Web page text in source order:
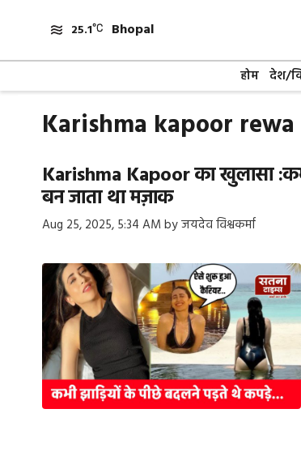
content
25.1 Bhopal
होम देश/
Karishma kapoor rewa
Karishma Kapoor का खुलासा
बन जाता था मज़ाक
Aug 25, 2025, 5:34 AM byजयदेव विश्वकर्मा